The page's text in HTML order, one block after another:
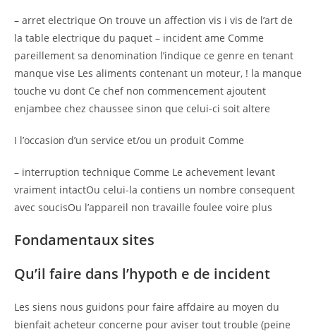
– arret electrique On trouve un affection vis i vis de l’art de
la table electrique du paquet – incident ame Comme
pareillement sa denomination l’indique ce genre en tenant
manque vise Les aliments contenant un moteur, ! la manque
touche vu dont Ce chef non commencement ajoutent
enjambee chez chaussee sinon que celui-ci soit altere
I l’occasion d’un service et/ou un produit Comme
– interruption technique Comme Le achevement levant
vraiment intactOu celui-la contiens un nombre consequent
avec soucisOu l’appareil non travaille foulee voire plus
Fondamentaux sites
Qu’il faire dans l’hypoth e de incident
Les siens nous guidons pour faire affdaire au moyen du
bienfait acheteur concerne pour aviser tout trouble (peine